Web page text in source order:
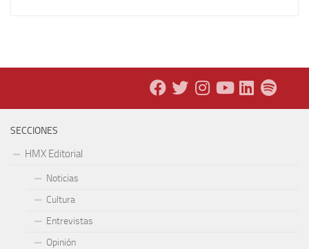
SECCIONES
HMX Editorial
Noticias
Cultura
Entrevistas
Opinión